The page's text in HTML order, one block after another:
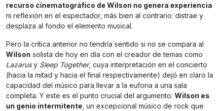
recurso cinematográfico de Wilson no genera experiencia
ni reflexión en el espectador, más bien al contrario: distrae y
desplaza al fondo el elemento musical.
Pero la crítica anterior no tendría sentido si no se compara al
Wilson solista de hoy en día con el creador de temas como
Lazarusy Sleep Together, cuya interpretación en el concierto
(hacia la mitad y hacia el final respectivamente) dejó en claro la
capacidad del músico para llevar a la euforia a una sala
completa. Y este es el punto crucial del argumento: Wilson es
un genio intermitente, un excepcional músico de rock que